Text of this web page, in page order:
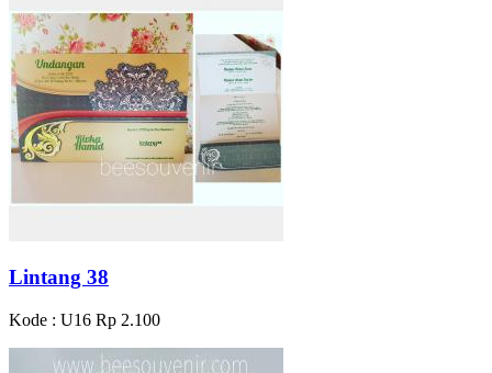
Lintang 38
Kode : U16 Rp 2.100